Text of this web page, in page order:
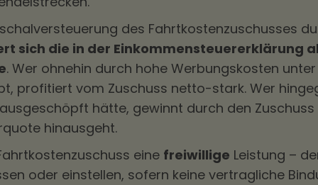
des Fahrtkostenzuschusses
sich die in der Einkommensteuererklärung
. Wer ohnehin durch hohe Werbungskosten
profitiert vom Zuschuss netto-stark. Wer
hätte, gewinnt durch den
hinausgeht.
eine freiwillige Leistung –
oder einstellen, sofern keine vertragliche